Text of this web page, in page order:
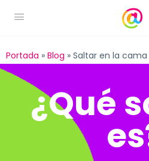
Portada » Blog » Saltar en la cama
¿Qué